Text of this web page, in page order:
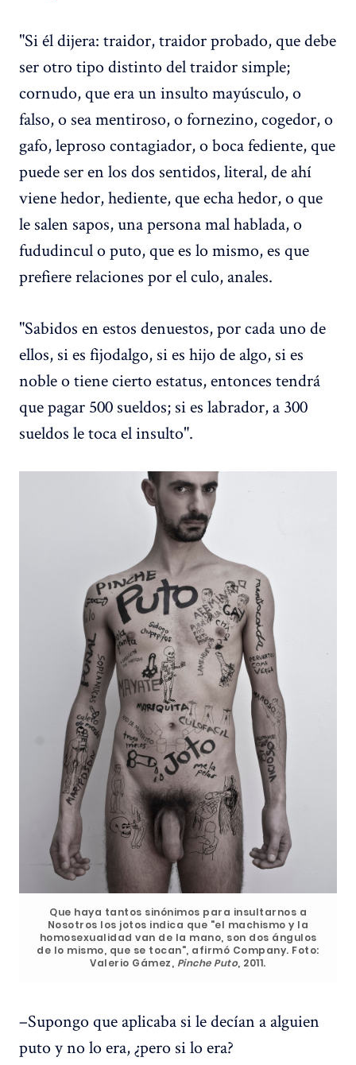
"Si él dijera: traidor, traidor probado, que debe
ser otro tipo distinto del traidor simple;
cornudo, que era un insulto mayúsculo, o
falso, o sea mentiroso, o fornezino, cogedor, o
gafo, leproso contagiador, o boca fediente, que
puede ser en los dos sentidos, literal, de ahí
viene hedor, hediente, que echa hedor, o que
le salen sapos, una persona mal hablada, o
fududincul o puto, que es lo mismo, es que
prefiere relaciones por el culo, anales.
"Sabidos en estos denuestos, por cada uno de
ellos, si es fijodalgo, si es hijo de algo, si es
noble o tiene cierto estatus, entonces tendrá
que pagar 500 sueldos; si es labrador, a 300
sueldos le toca el insulto".
Que haya tantos sinónimos para insultarnos a
Nosotros los jotos indica que "el machismo y la
homosexualidad van de la mano, son dos ángulos
de lo mismo, que se tocan", afirmó Company. Foto:
Valerio Gámez, Pinche Puto, 2011.
–Supongo que aplicaba si le decían a alguien
puto y no lo era, ¿pero si lo era?